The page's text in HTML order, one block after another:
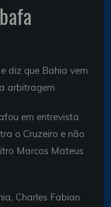
diz que Bahia vem
arbitragem
em entrevista
o Cruzeiro e não
Marcos Mateus
Charles Fabian